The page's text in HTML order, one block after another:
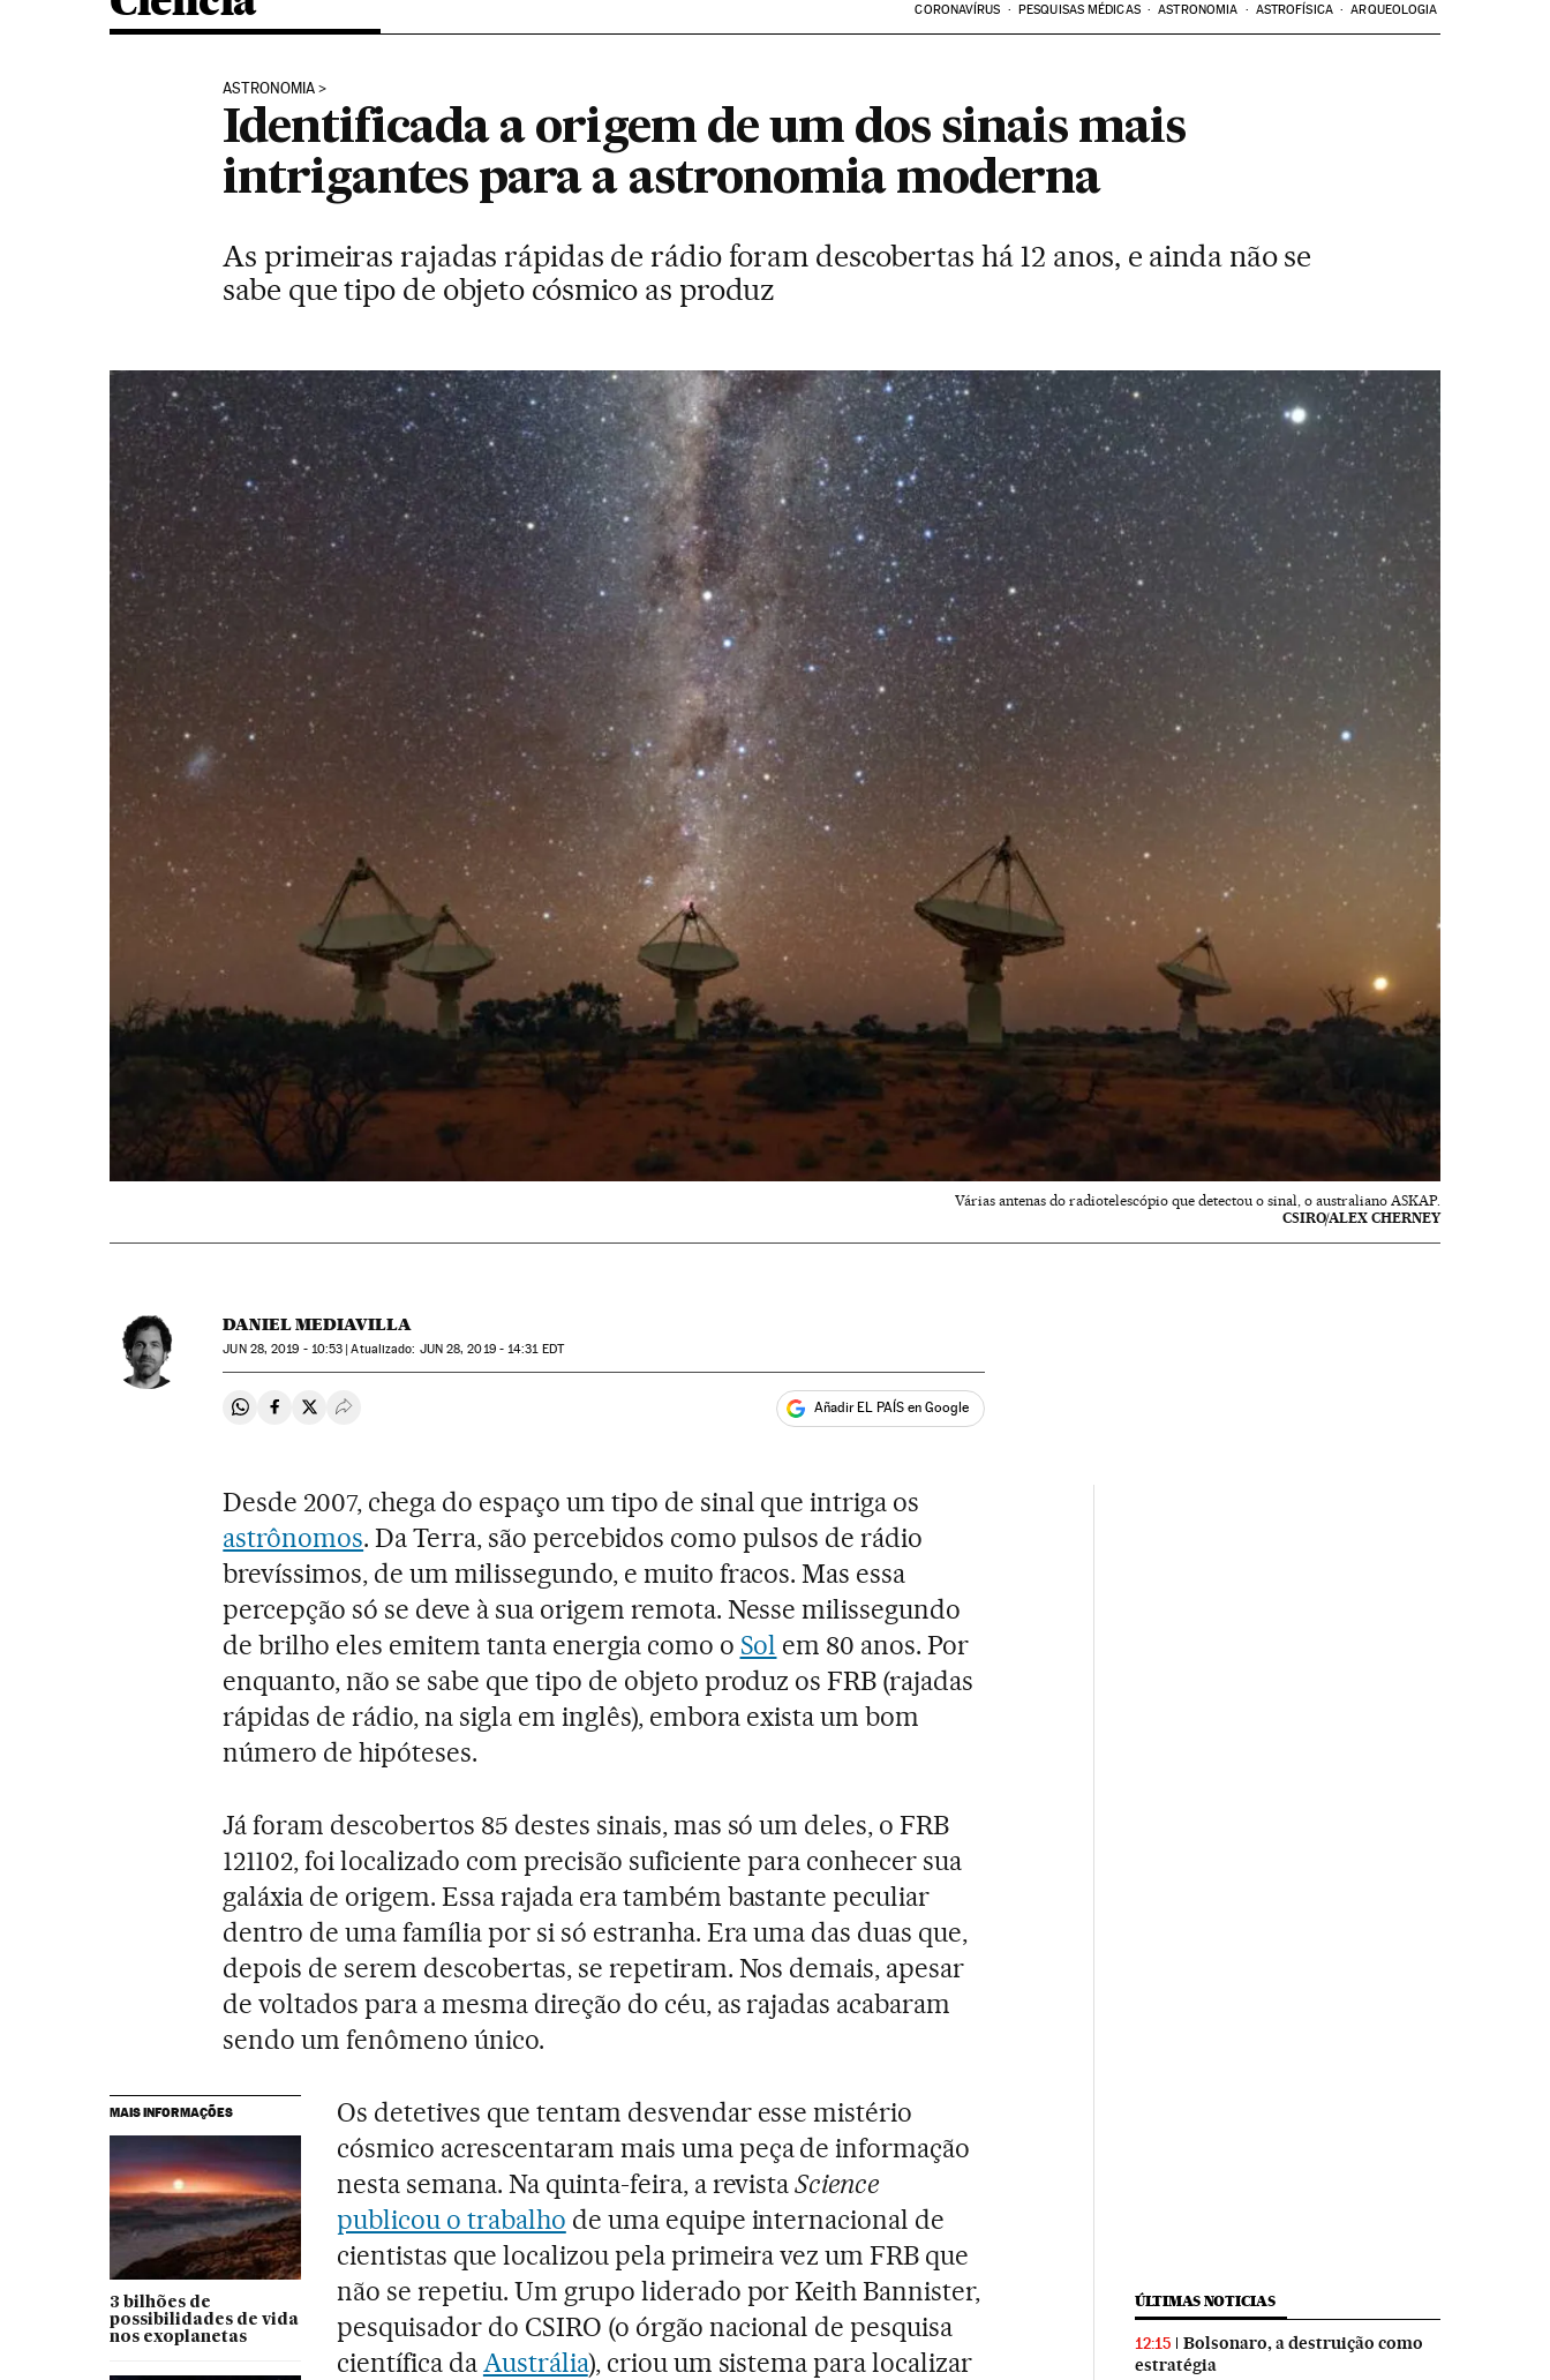
CORONAVÍRUS PESQUISAS MÉDICAS ASTRONOMIA ASTROFÍSICA ARQUEOLOGIA
ASTRONOMIA
Identificada a origem de um dos sinais mais
intrigantes para a astronomia moderna
As primeiras rajadas rápidas de rádio foram descobertas há 12 anos, e ainda não se
sabe que tipo de objeto cósmico as produz
Várias antenas do radiotelescópio que detectou o sinal, o australiano ASKAP.
CSIRO/ALEX CHERNEY
DANIEL MEDIAVILLA
JUN28, 2019 - 10:53 atualizado: JUN28, 2019 - 14:31 EDT
Compartir en Whatsapp
Compartir en Facebook
Compartir en Twitter
Desplegar Redes Sociales Añadir EL PAÍS en Google
Desde 2007, chega do espaço um tipo de sinal que intriga os
astrônomos. Da Terra, são percebidos como pulsos de rádio
brevíssimos, de um milissegundo, e muito fracos. Mas essa
percepção só se deve à sua origem remota. Nesse milissegundo
de brilho eles emitem tanta energia como o Sol em 80 anos. Por
enquanto, não se sabe que tipo de objeto produz os FRB (rajadas
rápidas de rádio, na sigla em inglês), embora exista um bom
número de hipóteses.
Já foram descobertos 85 destes sinais, mas só um deles, o FRB
121102, foi localizado com precisão suficiente para conhecer sua
galáxia de origem. Essa rajada era também bastante peculiar
dentro de uma família por si só estranha. Era uma das duas que,
depois de serem descobertas, se repetiram. Nos demais, apesar
de voltados para a mesma direção do céu, as rajadas acabaram
sendo um fenômeno único.
MAIS INFORMAÇÕES
3 bilhões de
possibilidades de vida
nos exoplanetas
Os detetives que tentam desvendar esse mistério
cósmico acrescentaram mais uma peça de informação
nesta semana. Na quinta-feira, a revistaScience
publicou o trabalho de uma equipe internacional de
cientistas que localizou pela primeira vez um FRB que
não se repetiu. Um grupo liderado por Keith Bannister,
pesquisador do CSIRO (o órgão nacional de pesquisa
científica da Austrália), criou um sistema para localizar
ÚLTIMAS NOTICIAS
12:15
Bolsonaro, a destruição como
estratégia